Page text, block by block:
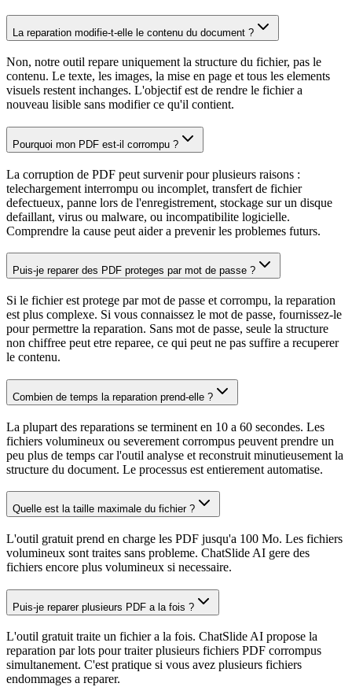
La reparation modifie-t-elle le contenu du document ?
Non, notre outil repare uniquement la structure du fichier, pas le
contenu. Le texte, les images, la mise en page et tous les elements
visuels restent inchanges. L'objectif est de rendre le fichier a
nouveau lisible sans modifier ce qu'il contient.
Pourquoi mon PDF est-il corrompu ?
La corruption de PDF peut survenir pour plusieurs raisons :
telechargement interrompu ou incomplet, transfert de fichier
defectueux, panne lors de l'enregistrement, stockage sur un disque
defaillant, virus ou malware, ou incompatibilite logicielle.
Comprendre la cause peut aider a prevenir les problemes futurs.
Puis-je reparer des PDF proteges par mot de passe ?
Si le fichier est protege par mot de passe et corrompu, la reparation
est plus complexe. Si vous connaissez le mot de passe, fournissez-le
pour permettre la reparation. Sans mot de passe, seule la structure
non chiffree peut etre reparee, ce qui peut ne pas suffire a recuperer
le contenu.
Combien de temps la reparation prend-elle ?
La plupart des reparations se terminent en 10 a 60 secondes. Les
fichiers volumineux ou severement corrompus peuvent prendre un
peu plus de temps car l'outil analyse et reconstruit minutieusement la
structure du document. Le processus est entierement automatise.
Quelle est la taille maximale du fichier ?
L'outil gratuit prend en charge les PDF jusqu'a 100 Mo. Les fichiers
volumineux sont traites sans probleme. ChatSlide AI gere des
fichiers encore plus volumineux si necessaire.
Puis-je reparer plusieurs PDF a la fois ?
L'outil gratuit traite un fichier a la fois. ChatSlide AI propose la
reparation par lots pour traiter plusieurs fichiers PDF corrompus
simultanement. C'est pratique si vous avez plusieurs fichiers
endommages a reparer.